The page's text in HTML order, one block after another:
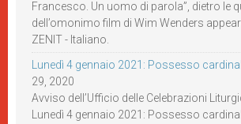
Francesco. Un uomo di parola”, dietro le
dell’omonimo film di Wim Wenders
ZENIT - Italiano.
Lunedì 4 gennaio 2021: Possesso
29, 2020
Avviso dell’Ufficio delle Celebrazioni
Lunedì 4 gennaio 2021: Possesso